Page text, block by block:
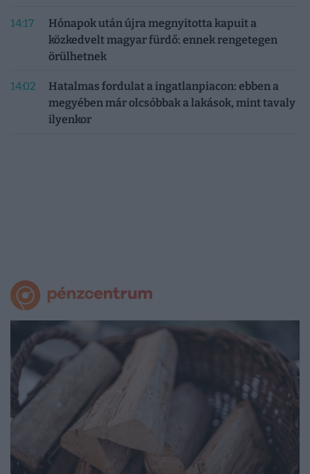
14:17
Hónapok után újra megnyitotta kapuit a
közkedvelt magyar fürdő: ennek rengetegen
örülhetnek
14:02
Hatalmas fordulat a ingatlanpiacon: ebben a
megyében már olcsóbbak a lakások, mint tavaly
ilyenkor